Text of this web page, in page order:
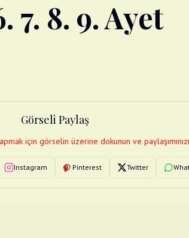
8. 9. Ayet
Görseli Paylaş
için görselin üzerine dokunun ve
Instagram Pinterest Twitter